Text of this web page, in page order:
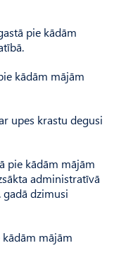
pie kādām
kādām mājām
upes krastu degusi
pie kādām mājām
administratīvā
gadā dzimusi
kādām mājām